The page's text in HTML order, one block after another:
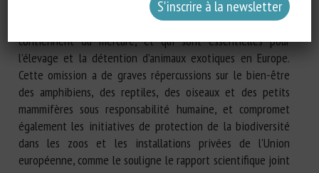
« produits à usage spécial », tels que les lampes spot
chauffantes, qui émettent des rayonnements UV-A/B et
contiennent du mercure, et qui sont essentielles pour
l’élevage et la détention d’animaux exotiques en Europe.
Cette omission a de graves répercussions sur le bien-être
des amphibiens, des reptiles, des oiseaux et des petits
mammifères sous responsabilité humaine, et compromet
également les initiatives de protection de la biodiversité
dans les zoos et les installations privées de l’Union
européenne, comme le souligne le rapport scientifique joint